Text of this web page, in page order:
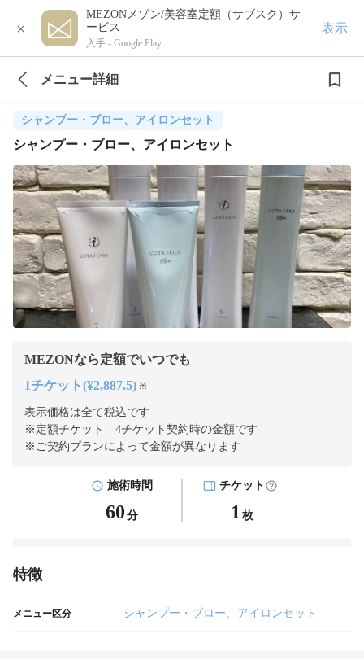
×
MEZONメゾン/美容室定額（サブスク）サ
ービス
入手 - Google Play
表示
メニュー詳細
シャンプー・ブロー、アイロンセット
シャンプー・ブロー、アイロンセット
MEZONなら定額でいつでも
1チケット(¥2,887.5) ※
表示価格は全て税込です
※定額チケット 4チケット契約時の金額です
※ご契約プランによって金額が異なります
施術時間
60 分
チケット
1 枚
特徴
メニュー区分 シャンプー・ブロー、アイロンセット